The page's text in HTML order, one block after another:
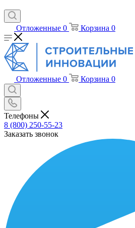
Отложенные 0 Корзина 0
Отложенные 0 Корзина 0
Телефоны
8 (800) 250-55-23
Заказать звонок